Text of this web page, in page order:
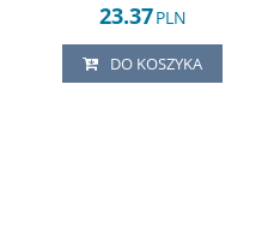
23.37PLN
DO KOSZYKA